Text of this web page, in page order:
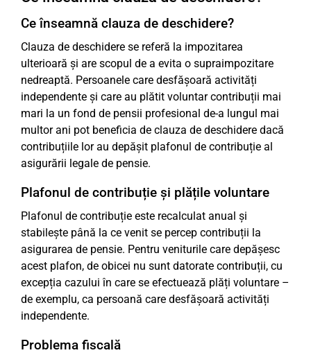
Ce înseamnă clauza de deschidere?
Clauza de deschidere se referă la impozitarea
ulterioară și are scopul de a evita o supraimpozitare
nedreaptă. Persoanele care desfășoară activități
independente și care au plătit voluntar contribuții mai
mari la un fond de pensii profesional de-a lungul mai
multor ani pot beneficia de clauza de deschidere dacă
contribuțiile lor au depășit plafonul de contribuție al
asigurării legale de pensie.
Plafonul de contribuție și plățile voluntare
Plafonul de contribuție este recalculat anual și
stabilește până la ce venit se percep contribuții la
asigurarea de pensie. Pentru veniturile care depășesc
acest plafon, de obicei nu sunt datorate contribuții, cu
excepția cazului în care se efectuează plăți voluntare –
de exemplu, ca persoană care desfășoară activități
independente.
Problema fiscală